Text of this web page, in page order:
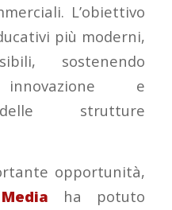
L’obiettivo
più moderni,
sostenendo
e
strutture
opportunità,
ha potuto